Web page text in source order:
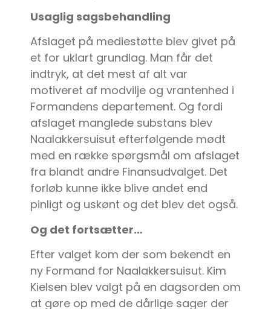
Usaglig sagsbehandling
Afslaget på mediestøtte blev givet på
et for uklart grundlag. Man får det
indtryk, at det mest af alt var
motiveret af modvilje og vrantenhed i
Formandens departement. Og fordi
afslaget manglede substans blev
Naalakkersuisut efterfølgende mødt
med en række spørgsmål om afslaget
fra blandt andre Finansudvalget. Det
forløb kunne ikke blive andet end
pinligt og uskønt og det blev det også.
Og det fortsætter…
Efter valget kom der som bekendt en
ny Formand for Naalakkersuisut. Kim
Kielsen blev valgt på en dagsorden om
at gøre op med de dårlige sager der